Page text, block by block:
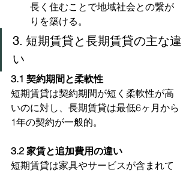
長く住むことで地域社会との繋が
りを築ける。
3. 短期賃貸と長期賃貸の主な違
い
3.1 契約期間と柔軟性
短期賃貸は契約期間が短く柔軟性が高
いのに対し、長期賃貸は最低6ヶ月から
1年の契約が一般的。
3.2 家賃と追加費用の違い
短期賃貸は家具やサービスが含まれて